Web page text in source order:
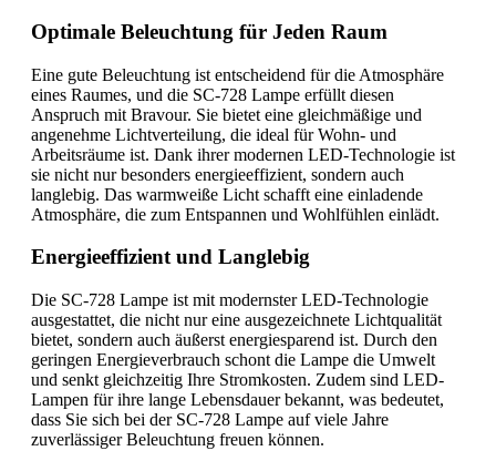
Optimale Beleuchtung für Jeden Raum
Eine gute Beleuchtung ist entscheidend für die Atmosphäre
eines Raumes, und die SC-728 Lampe erfüllt diesen
Anspruch mit Bravour. Sie bietet eine gleichmäßige und
angenehme Lichtverteilung, die ideal für Wohn- und
Arbeitsräume ist. Dank ihrer modernen LED-Technologie ist
sie nicht nur besonders energieeffizient, sondern auch
langlebig. Das warmweiße Licht schafft eine einladende
Atmosphäre, die zum Entspannen und Wohlfühlen einlädt.
Energieeffizient und Langlebig
Die SC-728 Lampe ist mit modernster LED-Technologie
ausgestattet, die nicht nur eine ausgezeichnete Lichtqualität
bietet, sondern auch äußerst energiesparend ist. Durch den
geringen Energieverbrauch schont die Lampe die Umwelt
und senkt gleichzeitig Ihre Stromkosten. Zudem sind LED-
Lampen für ihre lange Lebensdauer bekannt, was bedeutet,
dass Sie sich bei der SC-728 Lampe auf viele Jahre
zuverlässiger Beleuchtung freuen können.